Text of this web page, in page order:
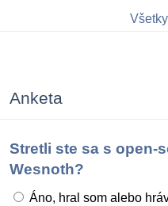
Anketa
Stretli ste sa s open-
Wesnoth?
Áno, hral som alebo